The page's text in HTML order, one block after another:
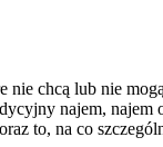
chcą lub nie
najem, najem
to, na co